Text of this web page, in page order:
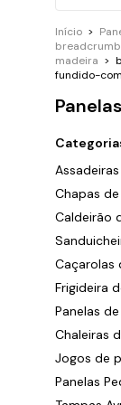
Início >
madeira >
fundido-
Chapas
Caldeirão
Caçarolas
Frigideira
Panelas
Chaleiras
Jogos de
Panelas